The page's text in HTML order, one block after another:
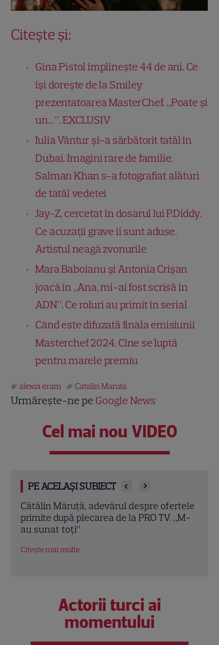
Citește și:
Gina Pistol împlinește 44 de ani. Ce
își dorește de la Smiley
prezentatoarea MasterChef. „Poate și
un…”. EXCLUSIV
Iulia Vântur și-a sărbătorit tatăl în
Dubai. Imagini rare de familie.
Salman Khan s-a fotografiat alături
de tatăl vedetei
Jay-Z, cercetat în dosarul lui P.Diddy.
Ce acuzații grave îi sunt aduse.
Artistul neagă zvonurile
Mara Baboianu și Antonia Crișan
joacă în „Ana, mi-ai fost scrisă în
ADN”. Ce roluri au primit în serial
Când este difuzată finala emisiunii
Masterchef 2024. Cine se luptă
pentru marele premiu
alexia eram Catalin Maruta
Urmărește-ne pe Google News
Cel mai nou VIDEO
PE ACELAȘI SUBIECT
ofertele
TV. „M-
Ce relație are, de fapt, Denise Rifai cu
Dan Alexa. Răspunsul dat în emisiunea
lui Cătălin Măruță: „Trebuie să fie peste
Actorii turci ai
momentului